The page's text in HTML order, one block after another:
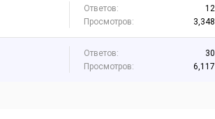
Ответов:
12
Просмотров:
3,348
Ответов:
30
Просмотров:
6,117